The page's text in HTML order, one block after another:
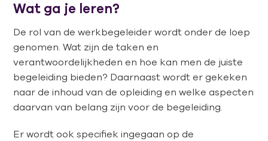
Wat ga je leren?
De rol van de werkbegeleider wordt onder de loep
genomen. Wat zijn de taken en
verantwoordelijkheden en hoe kan men de juiste
begeleiding bieden? Daarnaast wordt er gekeken
naar de inhoud van de opleiding en welke aspecten
daarvan van belang zijn voor de begeleiding.
Er wordt ook specifiek ingegaan op de